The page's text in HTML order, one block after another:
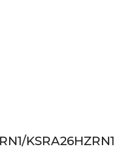
KSRA26HZRN1